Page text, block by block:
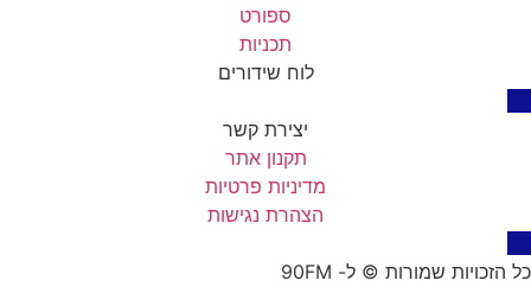
ספורט
תכניות
לוח שידורים
יצירת קשר
תקנון אתר
מדיניות פרטיות
הצהרת נגישות
כל הזכויות שמורות © ל- 90FM